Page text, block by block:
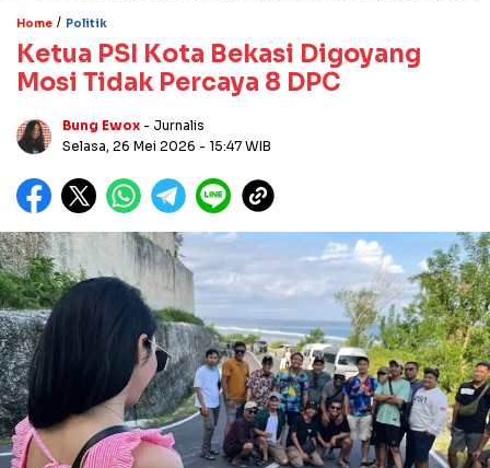
Home / Politik
Ketua PSI Kota Bekasi Digoyang
Mosi Tidak Percaya 8 DPC
Bung Ewox - Jurnalis
Selasa, 26 Mei 2026 - 15:47 WIB